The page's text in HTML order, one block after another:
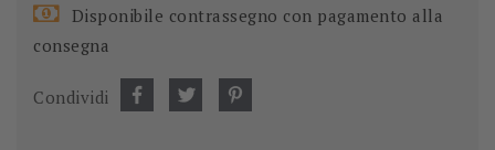
Disponibile contrassegno con pagamento alla
consegna
Condividi